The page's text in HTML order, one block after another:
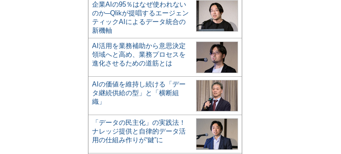
企業AIの95％はなぜ使われない
のか─Qlikが提唱するエージェン
ティックAIによるデータ統合の
新機軸
AI活用を業務補助から意思決定
領域へと高め、業務プロセスを
進化させるための道筋とは
AIの価値を維持し続ける「デー
タ継続供給の型」と「横断組
織」
「データの民主化」の実践法！
ナレッジ提供と自律的データ活
用の仕組み作りが“鍵”に